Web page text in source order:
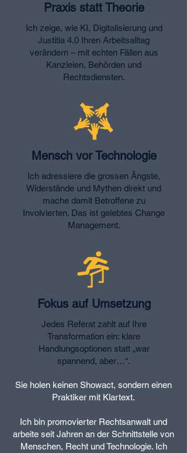
Praxis statt Theorie
Ich zeige, wie KI, Digitalisierung und
Justitia 4.0 Ihren Arbeitsalltag
verändern – mit echten Fällen aus
Kanzleien, Behörden und
Rechtsdiensten.
Mensch vor Technologie
Ich adressiere die grossen Ängste,
Widerstände und Mythen direkt und
mache damit Betroffene zu
Involvierten. Das ist gelebtes Change
Management.
Fokus auf Umsetzung
Jedes Referat zahlt auf Ihre
Transformation ein: klare
Handlungsoptionen statt „war
spannend, aber…“.
Sie holen keinen Showact, sondern einen
Praktiker mit Klartext.
Ich bin promovierter Rechtsanwalt und
arbeite seit Jahren an der Schnittstelle von
Menschen, Recht und Technologie. Ich